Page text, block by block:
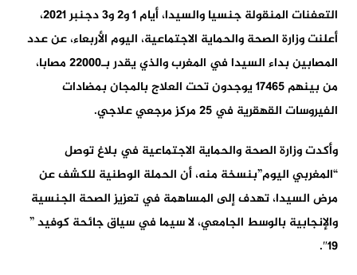
التعفنات المنقولة جنسيا والسيدا، أيام 1 و2 و3 دجنبر 2021،
أعلنت وزارة الصحة والحماية الاجتماعية، اليوم الأربعاء، عن عدد
المصابين بداء السيدا في المغرب والذي يقدر بـ22000 مصابا،
من بينهم 17465 يوجدون تحت العلاج بالمجان بمضادات
الفيروسات القهقرية في 25 مركز مرجعي علاجي.
وأكدت وزارة الصحة والحماية الاجتماعية في بلاغ توصل
“المغربي اليوم”بنسخة منه، أن الحملة الوطنية للكشف عن
مرض السيدا، تهدف إلى المساهمة في تعزيز الصحة الجنسية
والإنجابية بالوسط الجامعي، لا سيما في سياق جائحة كوفيد ”
19″.